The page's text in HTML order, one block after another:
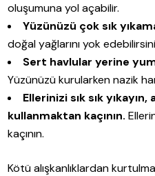
oluşumuna yol açabilir.
Yüzünüzü çok sık
doğal yağlarını yok
Sert havlular yerine
Yüzünüzü kurularken nazik
Ellerinizi sık sık
kullanmaktan kaçının.
kaçının.
Kötü alışkanlıklardan